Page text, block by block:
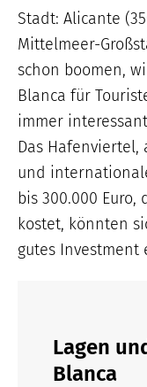
Stadt: Alicante
Mittelmeer-
schon boomen,
Blanca für
immer
Das Hafenviertel,
und
bis 300.000
kostet, könnten
gutes Investment
Lagen
Blanca